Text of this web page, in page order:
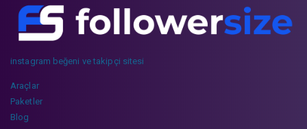
instagram beğeni ve takipçi sitesi
Araçlar
Paketler
Blog